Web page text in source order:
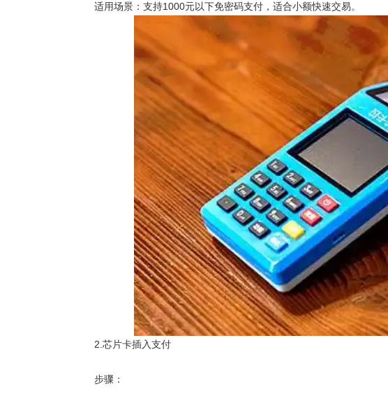
适用场景：支持1000元以下免密码支付，适合小额快速交易。
2.芯片卡插入支付
步骤：